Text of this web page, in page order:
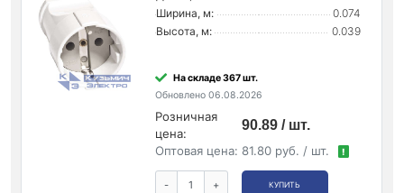
Ширина, м:
0.074
Высота, м:
0.039
На складе 367 шт.
Обновлено 06.08.2026
Розничная
цена:
90.89 / шт.
Оптовая цена: 81.80 руб. / шт. !
- + КУПИТЬ